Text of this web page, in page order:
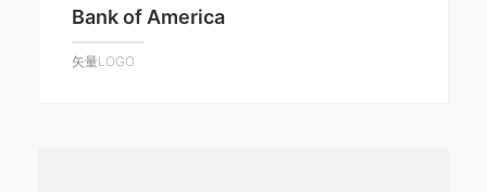
Bank of America
矢量LOGO